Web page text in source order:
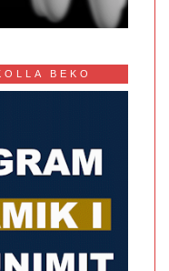
BEKO